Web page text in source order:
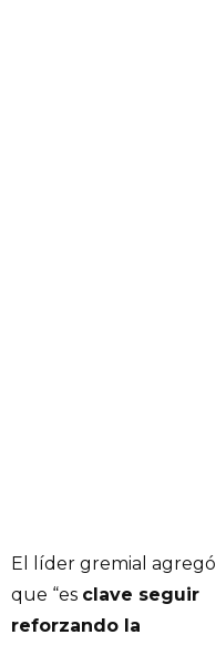
El líder gremial agregó
que “es clave seguir
reforzando la